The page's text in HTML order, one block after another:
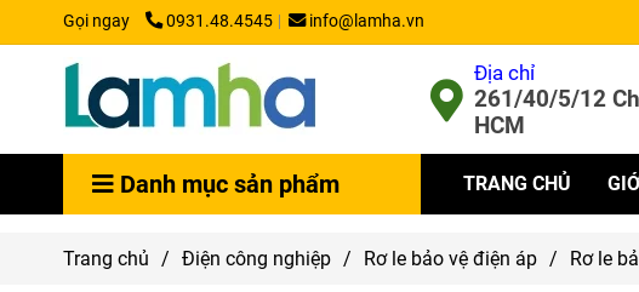
Gọi ngay 0931.48.4545 info@lamha.vn
Địa chỉ
261/40/5/12
HCM
Danh mục sản phẩm TRANG CHỦ
Trang chủ / Điện công nghiệp / Rơ le bảo vệ điện áp / Rơ le